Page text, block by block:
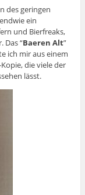
des geringen
ein
und Bierfreaks,
Das “Baeren Alt”
ich mir aus einem
die viele der
lässt.